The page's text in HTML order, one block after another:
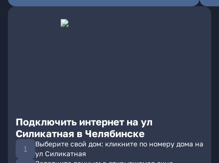
Подключить интернет на ул
Силикатная в Челябинске
Выберите свой дом: кликните по номеру дома на
ул Силикатная